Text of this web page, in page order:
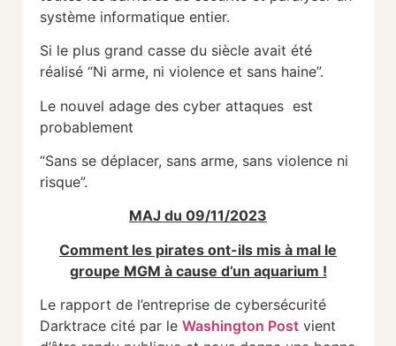
système informatique entier.
Si le plus grand casse du siècle avait été
réalisé “Ni arme, ni violence et sans haine”.
Le nouvel adage des cyber attaques est
probablement
“Sans se déplacer, sans arme, sans violence ni
risque”.
MAJ du 09/11/2023
Comment les pirates ont-ils mis à mal le
groupe MGM à cause d’un aquarium !
Le rapport de l’entreprise de cybersécurité
Darktrace cité par le Washington Post vient